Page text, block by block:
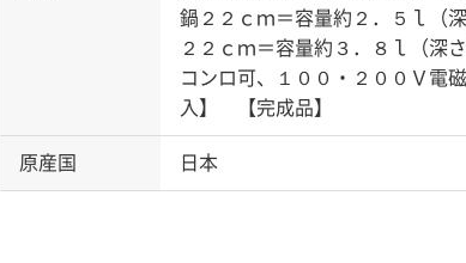
鍋２２ｃｍ＝容量約２．５ｌ（
２２ｃｍ＝容量約３．８ｌ（深
コンロ可、１００・２００Ｖ電
入】 【完成品】
原産国 日本